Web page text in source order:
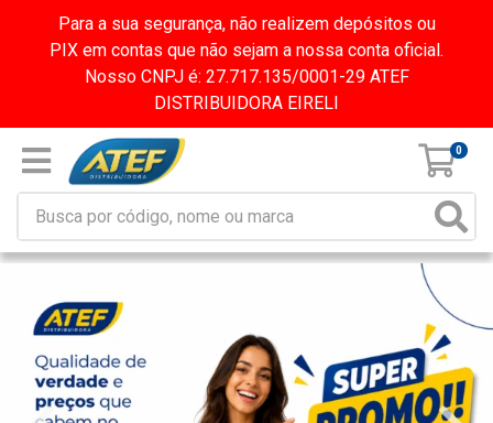
Para a sua segurança, não realizem depósitos ou
PIX em contas que não sejam a nossa conta oficial.
Nosso CNPJ é: 27.717.135/0001-29 ATEF
DISTRIBUIDORA EIRELI
0